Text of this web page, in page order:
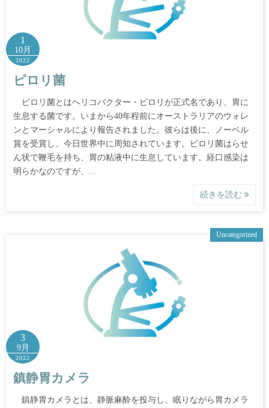
1
10月
2022
ピロリ菌
ピロリ菌とはヘリコバクター・ピロリが正式名であり、胃に
生息する菌です。いまから40年程前にオーストラリアのウォレ
ンとマーシャルにより報告されました。彼らは後に、ノーベル
賞を受賞し、今日世界中に周知されています。ピロリ菌はらせ
ん状で鞭毛を持ち、胃の粘液中に生息しています。経口感染は
明らかなのですが、…
続きを読む
Uncategorized
3
9月
2022
鎮静胃カメラ
鎮静胃カメラとは、静脈麻酔を投与し、眠りながら胃カメラ